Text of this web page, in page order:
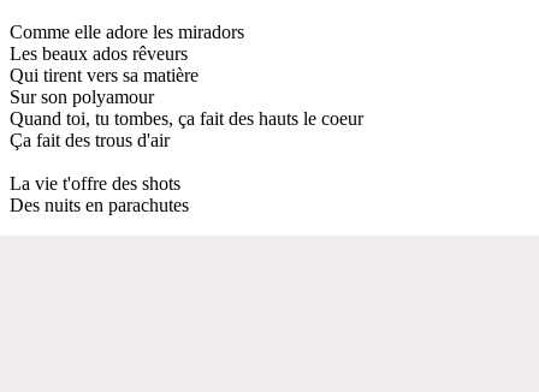
Comme elle adore les miradors
Les beaux ados rêveurs
Qui tirent vers sa matière
Sur son polyamour
Quand toi, tu tombes, ça fait des hauts le coeur
Ça fait des trous d'air
La vie t'offre des shots
Des nuits en parachutes